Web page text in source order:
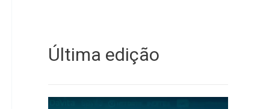
Última edição